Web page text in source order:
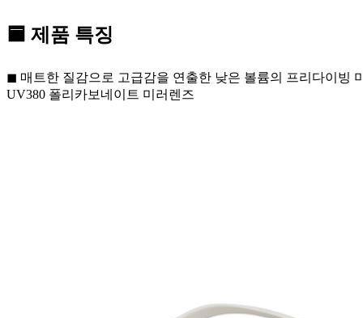
🟦 제품 특징
◼ 매트한 질감으로 고급감을 연출한 낮은 볼륨의 프리다이빙
UV380 폴리카보네이트 미러렌즈